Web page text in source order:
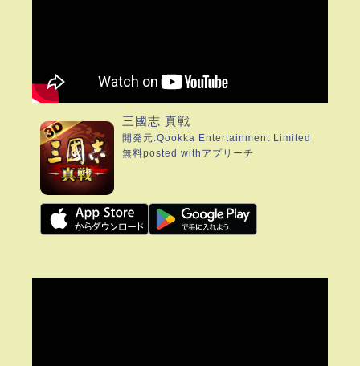
三國志 真戦
開発元:Qookka Entertainment Limited
無料posted with アプリーチ